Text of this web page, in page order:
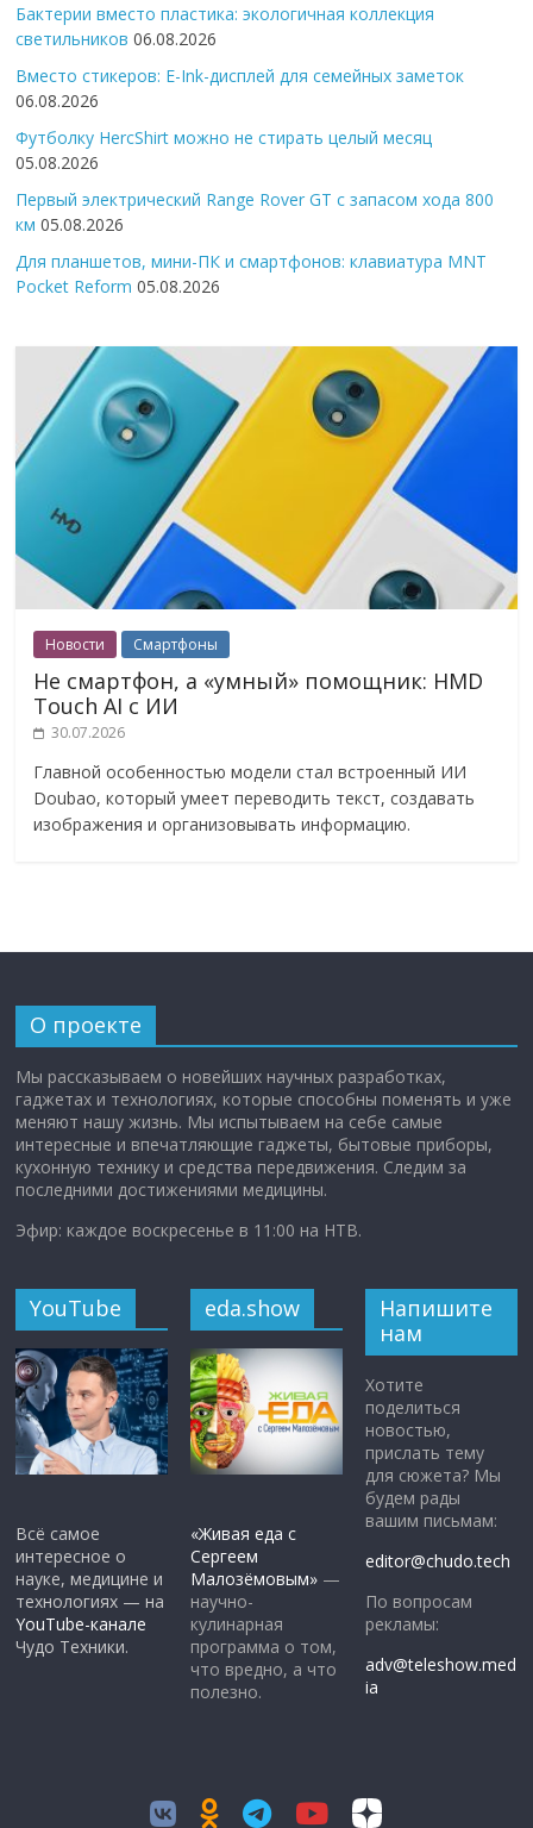
Бактерии вместо пластика: экологичная коллекция
светильников 06.08.2026
Вместо стикеров: E-Ink-дисплей для семейных заметок
06.08.2026
Футболку HercShirt можно не стирать целый месяц
05.08.2026
Первый электрический Range Rover GT с запасом хода 800
км 05.08.2026
Для планшетов, мини-ПК и смартфонов: клавиатура MNT
Pocket Reform 05.08.2026
Новости Смартфоны
Не смартфон, а «умный» помощник: HMD
Touch AI с ИИ
30.07.2026
Главной особенностью модели стал встроенный ИИ
Doubao, который умеет переводить текст, создавать
изображения и организовывать информацию.
О проекте
Мы рассказываем о новейших научных разработках,
гаджетах и технологиях, которые способны поменять и уже
меняют нашу жизнь. Мы испытываем на себе самые
интересные и впечатляющие гаджеты, бытовые приборы,
кухонную технику и средства передвижения. Следим за
последними достижениями медицины.
Эфир: каждое воскресенье в 11:00 на НТВ.
YouTube
Всё самое
интересное о
науке, медицине и
технологиях — на
YouTube-канале
Чудо Техники.
eda.show
«Живая еда с
Сергеем
Малозёмовым» —
научно-
кулинарная
программа о том,
что вредно, а что
полезно.
Напишите
нам
Хотите
поделиться
новостью,
прислать тему
для сюжета? Мы
будем рады
вашим письмам:
editor@chudo.tech
По вопросам
рекламы:
adv@teleshow.med
ia